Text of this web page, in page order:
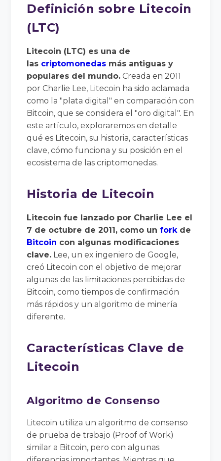
Definición sobre Litecoin
(LTC)
Litecoin (LTC) es una de
las criptomonedas más antiguas y
populares del mundo. Creada en 2011
por Charlie Lee, Litecoin ha sido aclamada
como la "plata digital" en comparación con
Bitcoin, que se considera el "oro digital". En
este artículo, exploraremos en detalle
qué es Litecoin, su historia, características
clave, cómo funciona y su posición en el
ecosistema de las criptomonedas.
Historia de Litecoin
Litecoin fue lanzado por Charlie Lee el
7 de octubre de 2011, como unforkde
Bitcoin con algunas modificaciones
clave. Lee, un ex ingeniero de Google,
creó Litecoin con el objetivo de mejorar
algunas de las limitaciones percibidas de
Bitcoin, como tiempos de confirmación
más rápidos y un algoritmo de minería
diferente.
Características Clave de
Litecoin
Algoritmo de Consenso
Litecoin utiliza un algoritmo de consenso
de prueba de trabajo (Proof of Work)
similar a Bitcoin, pero con algunas